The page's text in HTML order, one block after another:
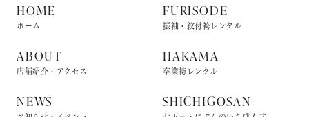
HOME
ホーム
ABOUT
店舗紹介・アクセス
NEWS
FURISODE
振袖・紋付袴レンタル
HAKAMA
卒業袴レンタル
SHICHIGOSAN